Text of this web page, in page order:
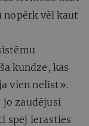
nopērk vēl kaut
kundze, kas
vien nelīst».
zaudējusi
spēj ierasties